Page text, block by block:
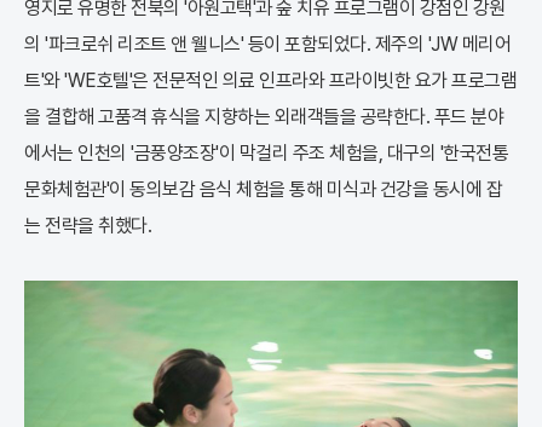
영지로 유명한 전북의 '아원고택'과 숲 치유 프로그램이 강점인 강원
의 '파크로쉬 리조트 앤 웰니스' 등이 포함되었다. 제주의 'JW 메리어
트'와 'WE호텔'은 전문적인 의료 인프라와 프라이빗한 요가 프로그램
을 결합해 고품격 휴식을 지향하는 외래객들을 공략한다. 푸드 분야
에서는 인천의 '금풍양조장'이 막걸리 주조 체험을, 대구의 '한국전통
문화체험관'이 동의보감 음식 체험을 통해 미식과 건강을 동시에 잡
는 전략을 취했다.